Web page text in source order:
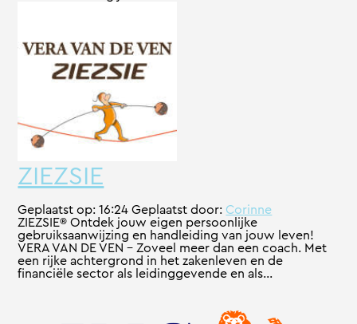
ZIEZSIE
Geplaatst op:16:24Geplaatst door: Corinne
ZIEZSIE® Ontdek jouw eigen persoonlijke
gebruiksaanwijzing en handleiding van jouw leven!
VERA VAN DE VEN – Zoveel meer dan een coach. Met
een rijke achtergrond in het zakenleven en de
financiële sector als leidinggevende en als...